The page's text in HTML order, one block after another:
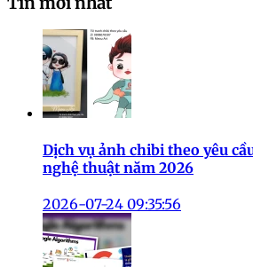
Dịch vụ ảnh chibi theo yêu
nghệ thuật năm 2026
2026-07-24 09:35:56